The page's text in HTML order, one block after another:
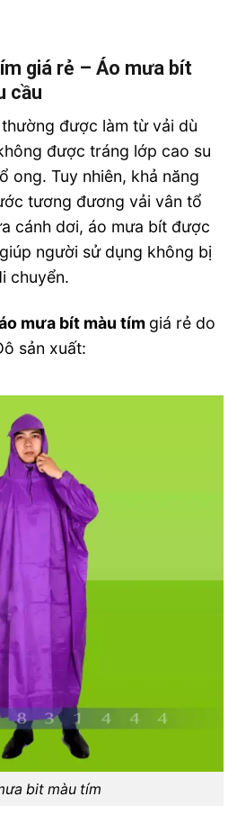
giá rẻ – Áo mưa bít
cầu
thường được làm từ vải dù
được tráng lớp cao su
ong. Tuy nhiên, khả năng
tương đương vải vân tổ
cánh dơi, áo mưa bít được
người sử dụng không bị
chuyển.
mưa bít màu tím giá rẻ do
sản xuất:
bit màu tím